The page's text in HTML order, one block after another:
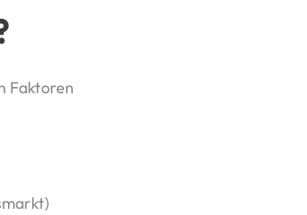
Faktoren